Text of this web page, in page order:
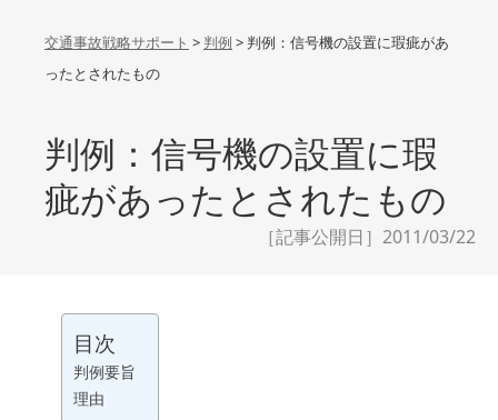
交通事故戦略サポート > 判例 > 判例：信号機の設置に瑕疵があ
ったとされたもの
判例：信号機の設置に瑕
疵があったとされたもの
［記事公開日］2011/03/22
目次
判例要旨
理由